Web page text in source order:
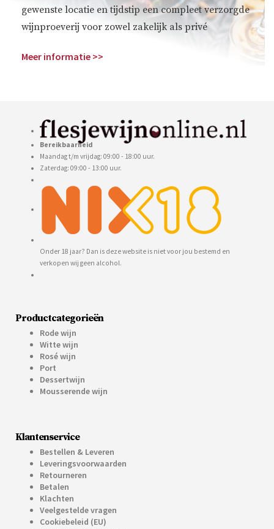
gewenste locatie en tijdstip een compleet verzorgde
wijnproeverij voor zowel zakelijk als privé
Meer informatie >>
Bereikbaarheid
Maandag t/m vrijdag: 09:00 - 18:00 uur.
Zaterdag: 09:00 - 13:00 uur.
Onder 18 jaar? Dan is deze website is niet voor jou bestemd en
verkopen wij geen alcohol.
Productcategorieën
Rode wijn
Witte wijn
Rosé wijn
Port
Dessertwijn
Mousserende wijn
Klantenservice
Bestellen & Leveren
Leveringsvoorwaarden
Retourneren
Betalen
Klachten
Veelgestelde vragen
Cookiebeleid (EU)